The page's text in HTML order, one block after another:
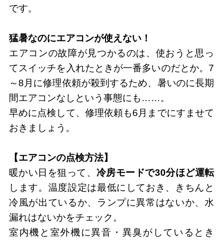
です。
猛暑なのにエアコンが使えない！
エアコンの故障が見つかるのは、使おうと思っ
てスイッチを入れたときが一番多いのだとか。7
～8月に修理依頼が殺到するため、暑いのに長期
間エアコンなしという事態にも……。
早めに点検して、修理依頼も6月までにすませて
おきましょう。
【エアコンの点検方法】
暖かい日を狙って、 冷房モードで30分ほど運転
します。温度設定は最低にしておき、きちんと
冷風が出ているか、ランプに異常はないか、水
漏れはないかをチェック。
室内機と室外機に異音・異臭がしているとき